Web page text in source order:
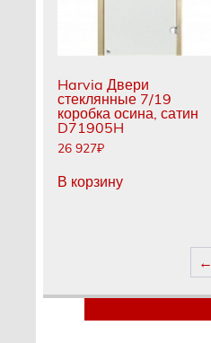
Harvia Двери
стеклянные 7/19
коробка осина, сатин
D71905H
26 927₽
В корзину
←